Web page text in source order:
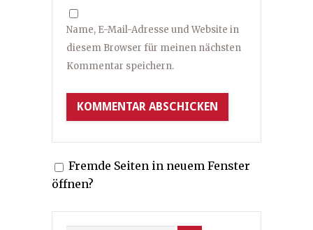
Name, E-Mail-Adresse und Website in
diesem Browser für meinen nächsten
Kommentar speichern.
Fremde Seiten in neuem Fenster
öffnen?